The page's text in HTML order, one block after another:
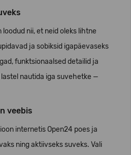
nii, et neid oleks lihtne
ja sobiksid igapäevaseks
funktsionaalsed detailid ja
nautida iga suvehetke —
veebis
internetis Open24 poes ja
ning aktiivseks suveks. Vali